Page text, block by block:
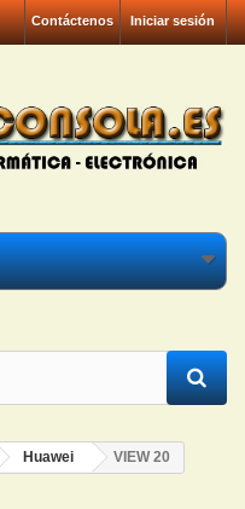
Iniciar sesión
Contáctenos
Huawei VIEW 20